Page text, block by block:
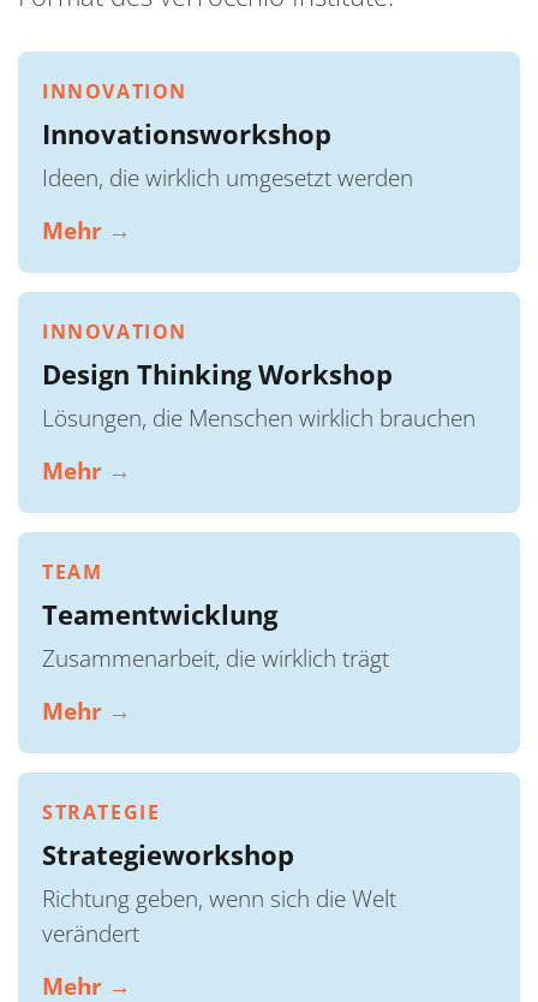
INNOVATION
Innovationsworkshop
Ideen, die wirklich umgesetzt werden
Mehr →
INNOVATION
Design Thinking Workshop
Lösungen, die Menschen wirklich brauchen
Mehr →
TEAM
Teamentwicklung
Zusammenarbeit, die wirklich trägt
Mehr →
STRATEGIE
Strategieworkshop
Richtung geben, wenn sich die Welt
verändert
Mehr →